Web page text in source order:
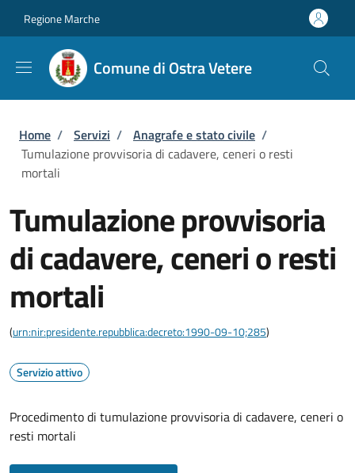
Regione Marche
Comune di Ostra Vetere
Briciole di pane
Home / Servizi / Anagrafe e stato civile /
Tumulazione provvisoria di cadavere, ceneri o resti
mortali
Tumulazione provvisoria
di cadavere, ceneri o resti
mortali
(urn:nir:presidente.repubblica:decreto:1990-09-10;285)
Servizio attivo
Procedimento di tumulazione provvisoria di cadavere, ceneri o
resti mortali